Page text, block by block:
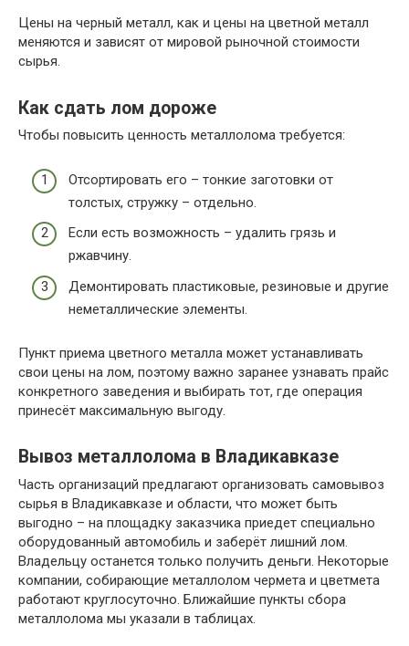
Цены на черный металл, как и цены на цветной металл
меняются и зависят от мировой рыночной стоимости
сырья.
Как сдать лом дороже
Чтобы повысить ценность металлолома требуется:
Отсортировать его – тонкие заготовки от
толстых, стружку – отдельно.
Если есть возможность – удалить грязь и
ржавчину.
Демонтировать пластиковые, резиновые и другие
неметаллические элементы.
Пункт приема цветного металла может устанавливать
свои цены на лом, поэтому важно заранее узнавать прайс
конкретного заведения и выбирать тот, где операция
принесёт максимальную выгоду.
Вывоз металлолома в Владикавказе
Часть организаций предлагают организовать самовывоз
сырья в Владикавказе и области, что может быть
выгодно – на площадку заказчика приедет специально
оборудованный автомобиль и заберёт лишний лом.
Владельцу останется только получить деньги. Некоторые
компании, собирающие металлолом чермета и цветмета
работают круглосуточно. Ближайшие пункты сбора
металлолома мы указали в таблицах.